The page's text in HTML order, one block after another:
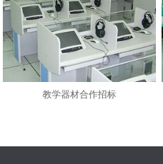
教学器材合作招标